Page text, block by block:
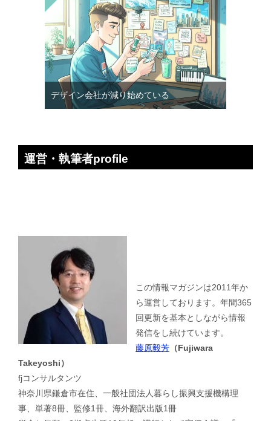
デザイン会社が減り始めている
運営・執筆者profile
この情報マガジンは2011年か
ら運営しております。年間365
回更新を基本としながら情報
発信をし続けています。
藤原毅芳 （Fujiwara
Takeyoshi）
fjコンサルタンツ
神奈川県鎌倉市在住、一般社団法人暮らし振興支援機構理
事、単著8冊、監修1冊、海外翻訳出版1冊